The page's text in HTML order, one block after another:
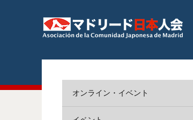
オンライン・イベント